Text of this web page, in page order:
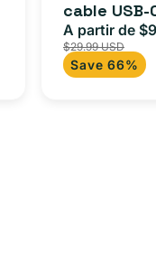
a
USB-
C
cable USB-
adaptador
para
iPad y más.
Precio
de
oferta
A partir de
$29.99 USD
Save 66%